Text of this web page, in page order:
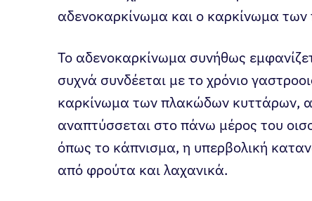
αδενοκαρκίνωμα και ο καρκίνωμα
Το αδενοκαρκίνωμα συνήθως
συχνά συνδέεται με το χρόνιο
καρκίνωμα των πλακώδων κυττάρων,
αναπτύσσεται στο πάνω μέρος του
όπως το κάπνισμα, η υπερβολική
από φρούτα και λαχανικά.